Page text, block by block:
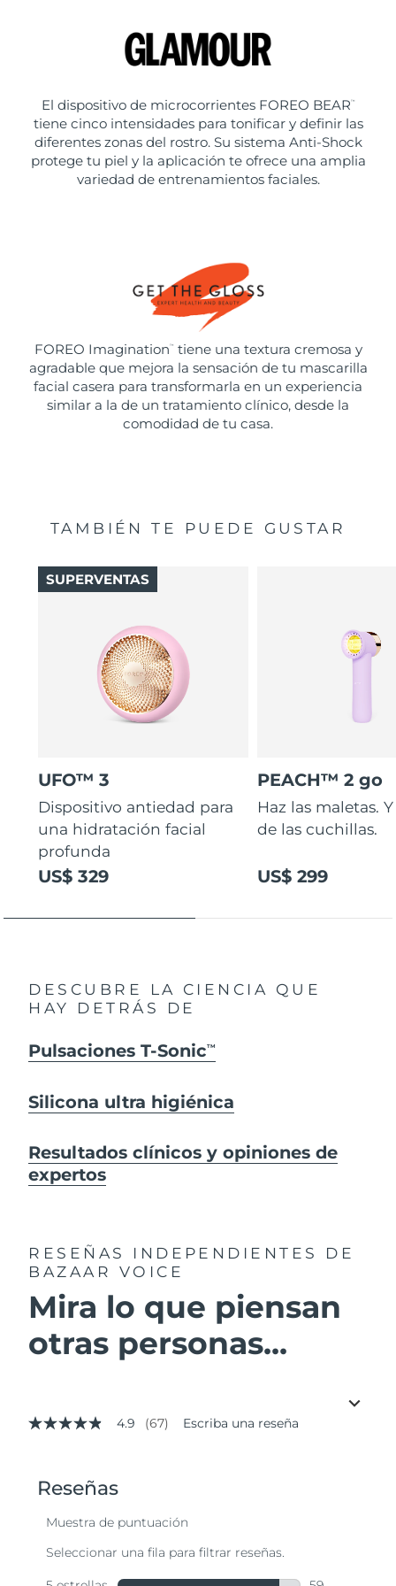
El dispositivo de microcorrientes FOREO BEAR ™
tiene cinco intensidades para tonificar y definir las
diferentes zonas del rostro. Su sistema Anti-Shock
protege tu piel y la aplicación te ofrece una amplia
variedad de entrenamientos faciales.
FOREO Imagination ™
tiene una textura cremosa y
agradable que mejora la sensación de tu mascarilla
facial casera para transformarla en un experiencia
similar a la de un tratamiento clínico, desde la
comodidad de tu casa.
TAMBIÉN TE PUEDE GUSTAR
UFO™ 3
Dispositivo antiedad para
una hidratación facial
profunda
US$ 329
SUPERVENTAS
PEACH™ 2 go
Haz las maletas.
de las cuchillas.
US$ 299
DESCUBRE LA CIENCIA QUE
HAY DETRÁS DE
Pulsaciones T-SonicTM
Silicona ultra higiénica
Resultados clínicos y opiniones de
expertos
RESEÑAS INDEPENDIENTES
DE
BAZAAR VOICE
Mira lo que piensan
otras personas...
4.9
valor
medio
valoración.
4.9 (67) Escriba una reseña